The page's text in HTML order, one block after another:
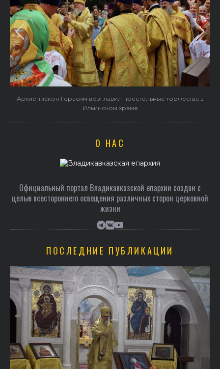
В праздник святого Серафима Саровского архиепископ
Герасим совершил Литургию в Покровском храме
О НАС
Официальный портал Владикавказской епархии создан c
целью всестороннего освещения различных сторон церковной
жизни
ПОСЛЕДНИЕ ПУБЛИКАЦИИ